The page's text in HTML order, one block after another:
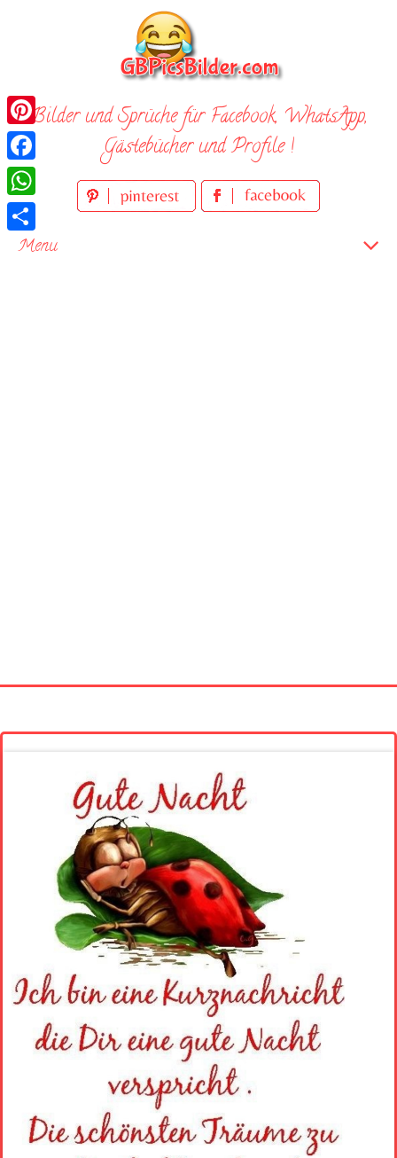
Bilder und Sprüche für Facebook, WhatsApp,
Gästebücher und Profile !
Menu
Pinterest
Facebook
WhatsApp
Teilen